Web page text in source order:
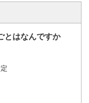
とはなんですか